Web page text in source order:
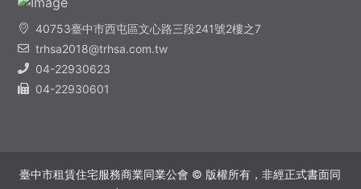
40753臺中市西屯區文心路三段241號2樓之7
trhsa2018@trhsa.com.tw
04-22930623
04-22930601
臺中市租賃住宅服務商業同業公會 © 版權所有，非經正式書面同